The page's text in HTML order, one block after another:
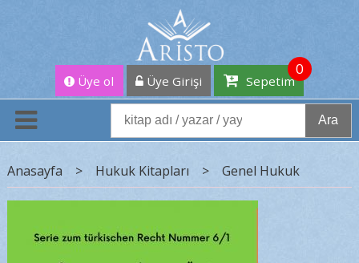
Üye ol Üye Girişi Sepetim
0
Ara
Anasayfa > Hukuk Kitapları > Genel Hukuk